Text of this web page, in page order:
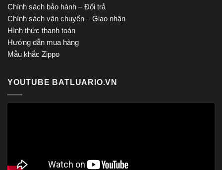
Chính sách bảo hành – Đổi trả
Chính sách vận chuyển – Giao nhận
Hình thức thanh toán
Hướng dẫn mua hàng
Mẫu khắc Zippo
YOUTUBE BATLUARIO.VN